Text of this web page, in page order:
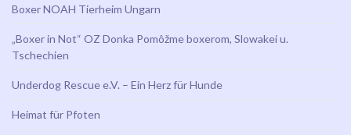
Boxer NOAH Tierheim Ungarn
„Boxer in Not“ OZ Donka Pomôžme boxerom, Slowakei u.
Tschechien
Underdog Rescue e.V. – Ein Herz für Hunde
Heimat für Pfoten